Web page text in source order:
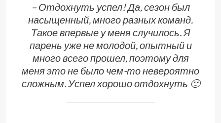
– Отдохнуть успел! Да, сезон был
насыщенный, много разных команд.
Такое впервые у меня случилось. Я
парень уже не молодой, опытный и
много всего прошел, поэтому для
меня это не было чем-то невероятно
сложным. Успел хорошо отдохнуть 🙂